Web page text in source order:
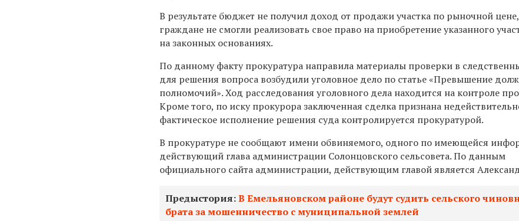
В результате бюджет не получил доход от продажи участка по рыночной
граждане не смогли реализовать свое право на приобретение указанного
на законных основаниях.
По данному факту прокуратура направила материалы проверки в
для решения вопроса возбудили уголовное дело по статье «Превышение
полномочий». Ход расследования уголовного дела находится на контроле
Кроме того, по иску прокурора заключенная сделка признана
фактическое исполнение решения суда контролируется прокуратурой.
В прокуратуре не сообщают имени обвиняемого, одного по имеющейся
действующий глава администрации Солонцовского сельсовета. По данным
официального сайта администрации, действующим главой является
Предыстория:В Емельяновском районе будут судить сельского
брата за мошенничество с муниципальной землей